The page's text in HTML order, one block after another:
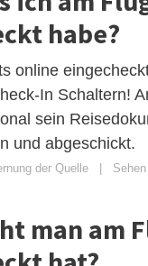
habe?
online
In Schaltern!
sein
und abgeschickt.
der Quelle |
man am